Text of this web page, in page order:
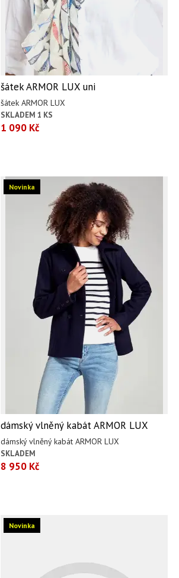
šátek ARMOR LUX uni
šátek ARMOR LUX
SKLADEM 1 KS
1 090 Kč
Novinka
dámský vlněný kabát ARMOR LUX
dámský vlněný kabát ARMOR LUX
SKLADEM
8 950 Kč
Novinka